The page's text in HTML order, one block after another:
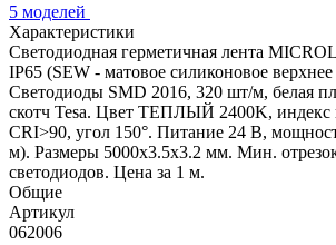
5 моделей
Характеристики
Светодиодная герметичная лента
IP65 (SEW - матовое силиконовое
Светодиоды SMD 2016, 320 шт/м, белая
скотч Tesa. Цвет ТЕПЛЫЙ 2400K, индекс
CRI>90, угол 150°. Питание 24 В,
м). Размеры 5000x3.5x3.2 мм. Мин.
светодиодов. Цена за 1 м.
Общие
Артикул
062006